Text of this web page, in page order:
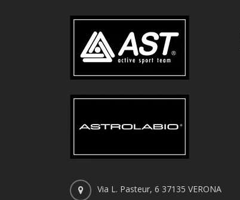
Via L. Pasteur, 6 37135 VERONA